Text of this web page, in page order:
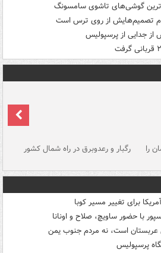
گوشی‌های تاشوی سامسونگ
تصمیم‌هایش از روی ترس است
جدایی از پرسپولیس
را رگبار و رعدوبرق در راه شمال کشور
برای تغییر مسیر کوبا
با حضور ساویچ، صلاح و اونانا
عربستان است، نه مردم جنوب یمن
پرسپولیس